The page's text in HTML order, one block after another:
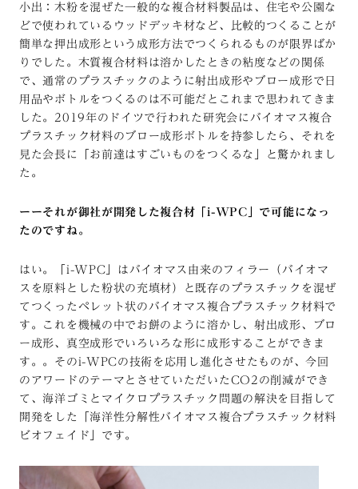
小出：木粉を混ぜた一般的な複合材料製品は、住宅や公園な
どで使われているウッドデッキ材など、比較的つくることが
簡単な押出成形という成形方法でつくられるものが限界ばか
りでした。木質複合材料は溶かしたときの粘度などの関係
で、通常のプラスチックのように射出成形やブロー成形で日
用品やボトルをつくるのは不可能だとこれまで思われてきま
した。2019年のドイツで行われた研究会にバイオマス複合
プラスチック材料のブロー成形ボトルを持参したら、それを
見た会長に「お前達はすごいものをつくるな」と驚かれまし
た。
ーーそれが御社が開発した複合材「i-WPC」で可能になっ
たのですね。
はい。「i-WPC」はバイオマス由来のフィラー（バイオマ
スを原料とした粉状の充填材）と既存のプラスチックを混ぜ
てつくったペレット状のバイオマス複合プラスチック材料で
す。これを機械の中でお餅のように溶かし、射出成形、ブロ
ー成形、真空成形でいろいろな形に成形することができま
す。。そのi-WPCの技術を応用し進化させたものが、今回
のアワードのテーマとさせていただいたCO2の削減ができ
て、海洋ゴミとマイクロプラスチック問題の解決を目指して
開発をした「海洋性分解性バイオマス複合プラスチック材料
ビオフェイド」です。